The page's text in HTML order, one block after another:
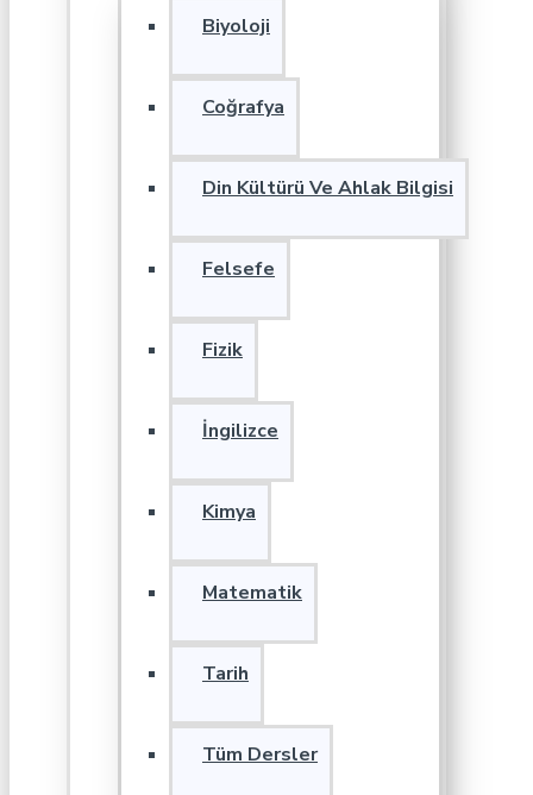
Biyoloji
Coğrafya
Din Kültürü Ve Ahlak Bilgisi
Felsefe
Fizik
İngilizce
Kimya
Matematik
Tarih
Tüm Dersler